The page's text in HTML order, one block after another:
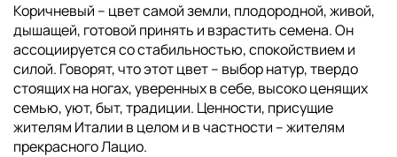
Коричневый – цвет самой земли, плодородной, живой,
дышащей, готовой принять и взрастить семена. Он
ассоциируется со стабильностью, спокойствием и
силой. Говорят, что этот цвет – выбор натур, твердо
стоящих на ногах, уверенных в себе, высоко ценящих
семью, уют, быт, традиции. Ценности, присущие
жителям Италии в целом и в частности – жителям
прекрасного Лацио.